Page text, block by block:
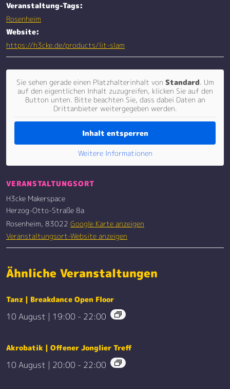
Veranstaltung-Tags:
Rosenheim
Website:
https://h3cke.de/products/lit-slam
VERANSTALTUNGSORT
H3cke Makerspace
Herzog-Otto-Straße 8a
Rosenheim, 83022 Google Karte anzeigen
Veranstaltungsort-Website anzeigen
Sie sehen gerade einen Platzhalterinhalt von Standard. Um
auf den eigentlichen Inhalt zuzugreifen, klicken Sie auf den
Button unten. Bitte beachten Sie, dass dabei Daten an
Drittanbieter weitergegeben werden.
Inhalt entsperren
Weitere Informationen
Ähnliche Veranstaltungen
Tanz | Breakdance Open Floor
10 August | 19:00 - 22:00
Akrobatik | Offener Jonglier Treff
10 August | 20:00 - 22:00